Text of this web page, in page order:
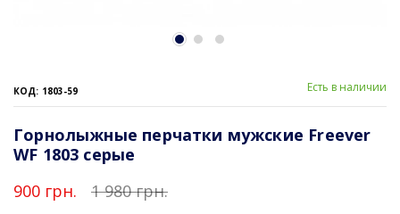
КОД: 1803-59 Есть в наличии
Горнолыжные перчатки мужские Freever
WF 1803 серые
900 грн.
1 980 грн.